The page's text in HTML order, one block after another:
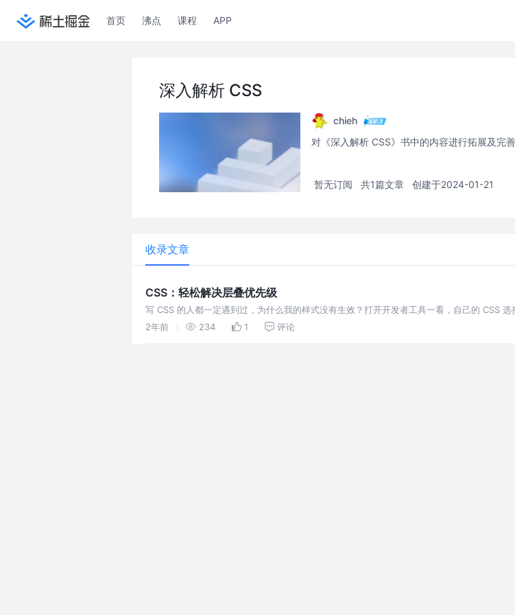
首页 沸点 课程 APP
深入解析 CSS
chieh
对《深入解析 CSS》书中的内容进行拓展及完善
暂无订阅 共1篇文章 创建于2024-01-21
收录文章
CSS：轻松解决层叠优先级
写 CSS 的人都一定遇到过，为什么我的样式没有生效？打开开发者工具一看，自己的 CSS
被其他的选择器覆盖了。最佳的解决办法就是调整优先级，让我们看看怎么做。
2年前 234 1 评论